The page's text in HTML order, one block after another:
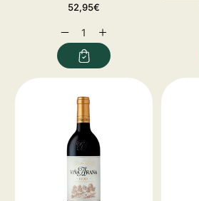
Precio
52,95€
Reducir
cantidad
para
Aumentar
cantidad
para